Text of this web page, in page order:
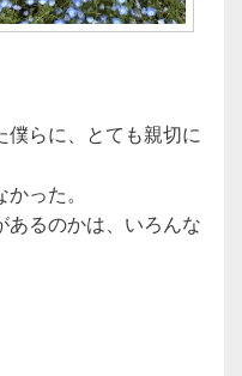
僕らに、とても親切に
った。
あるのかは、いろんな